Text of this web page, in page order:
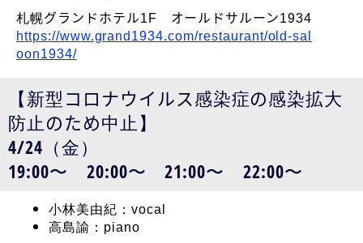
札幌グランドホテル1F オールドサルーン1934
https://www.grand1934.com/restaurant/old-sal
oon1934/
【新型コロナウイルス感染症の感染拡大
防止のため中止】
4/24（金）
19:00〜 20:00〜 21:00〜 22:00〜
小林美由紀：vocal
高島諭：piano